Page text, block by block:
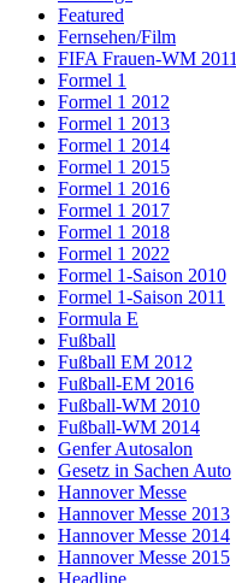
Featured
Fernsehen/Film
FIFA Frauen-WM 2011
Formel 1
Formel 1 2012
Formel 1 2013
Formel 1 2014
Formel 1 2015
Formel 1 2016
Formel 1 2017
Formel 1 2018
Formel 1 2022
Formel 1-Saison 2010
Formel 1-Saison 2011
Formula E
Fußball
Fußball EM 2012
Fußball-EM 2016
Fußball-WM 2010
Fußball-WM 2014
Genfer Autosalon
Gesetz in Sachen Auto
Hannover Messe
Hannover Messe 2013
Hannover Messe 2014
Hannover Messe 2015
Headline